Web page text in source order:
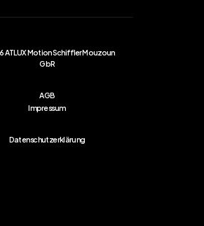
ATLUX Motion Schiffler Mouzoun
GbR
AGB
Impressum
Datenschutzerklärung